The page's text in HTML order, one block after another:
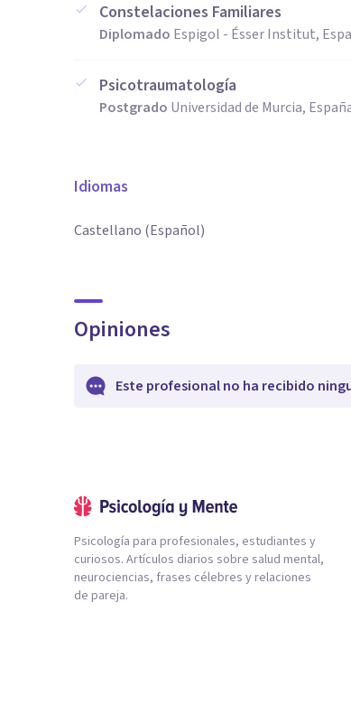
Constelaciones Familiares
Diplomado Espigol - Ésser Institut,
Psicotraumatología
Postgrado Universidad de Murcia,
Idiomas
Castellano (Español)
Opiniones
Este profesional no ha recibido
Psicología para profesionales, estudiantes y
curiosos. Artículos diarios sobre salud mental,
neurociencias, frases célebres y relaciones
de pareja.